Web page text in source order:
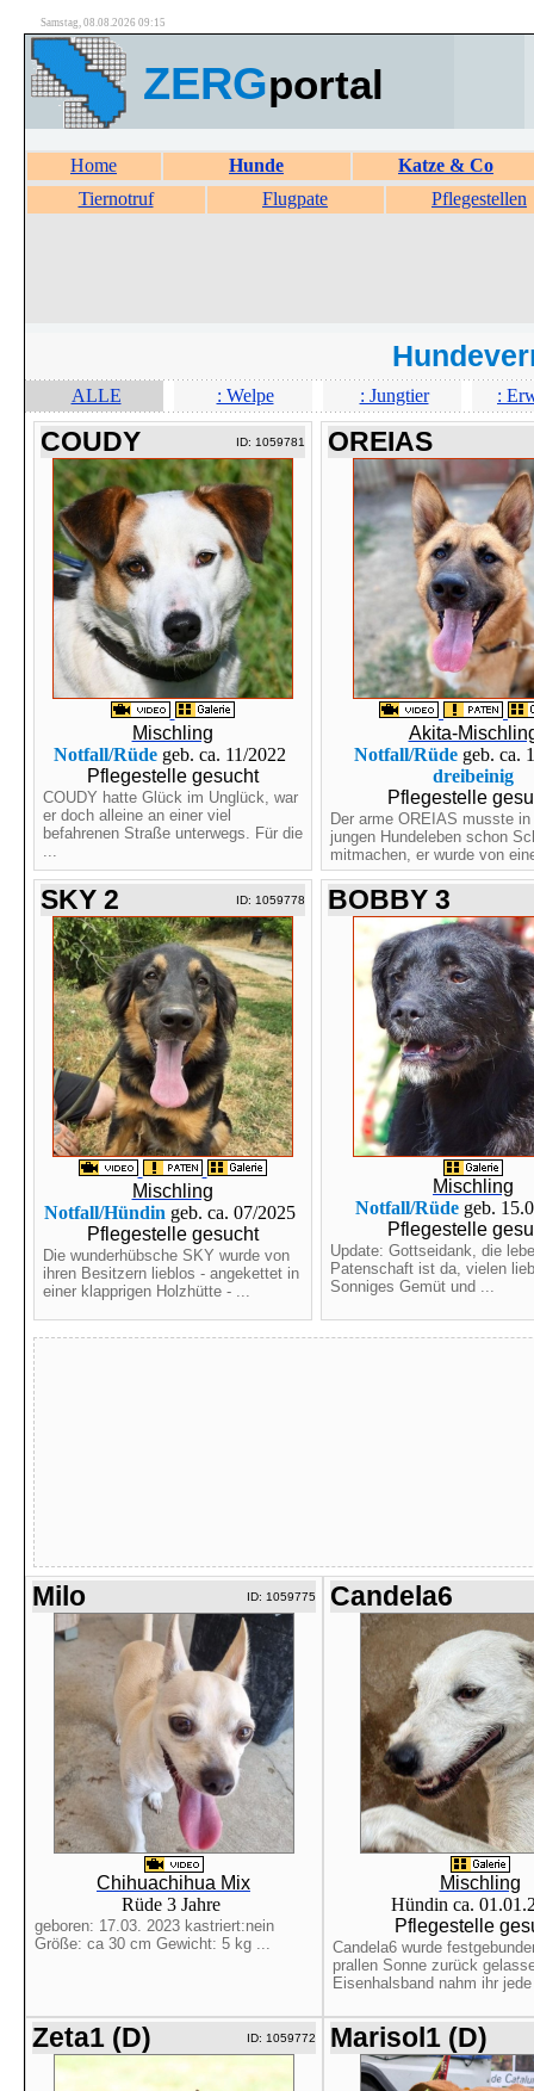
Samstag, 08.08.2026 09:15
ZERGportal
Home Hunde
Katze & Co
Tiernotruf
Flugpate Pflegestellen
ALLE : Welpe : Jungtier :
COUDY ID: 1059781
Mischling
Notfall/Rüde geb. ca. 11/2022
Pflegestelle gesucht
COUDY hatte Glück im Unglück, war
er doch alleine an einer viel
befahrenen Straße unterwegs. Für die
...
OREIAS
Akita-
Notfall/Rüde geb. ca.
dreibeinig
Pflegestelle
Der arme OREIAS musste
jungen Hundeleben schon
mitmachen, er wurde von
SKY 2 ID: 1059778
Mischling
Notfall/Hündin geb. ca. 07/2025
Pflegestelle gesucht
Die wunderhübsche SKY wurde von
ihren Besitzern lieblos - angekettet in
einer klapprigen Holzhütte - ...
BOBBY 3
Mischling
Notfall/Rüde geb.
Pflegestelle
Update: Gottseidank, die
Patenschaft ist da, vielen
Sonniges Gemüt und ...
Milo ID: 1059775
Chihuachihua Mix
Rüde 3 Jahre
geboren: 17.03. 2023 kastriert:nein
Größe: ca 30 cm Gewicht: 5 kg ...
Candela6
Mischling
Hündin ca.
Pflegestelle
Candela6 wurde
prallen Sonne zurück
Eisenhalsband nahm ihr
Zeta1 (D) ID: 1059772 Marisol1 (D)